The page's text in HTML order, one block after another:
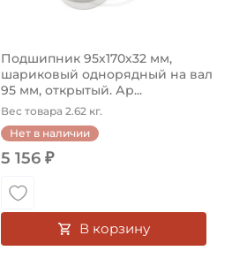
Подшипник 95х170х32 мм,
шариковый однорядный на вал
95 мм, открытый. Ар...
Вес товара 2.62 кг.
Нет в наличии
5 156 ₽
В корзину